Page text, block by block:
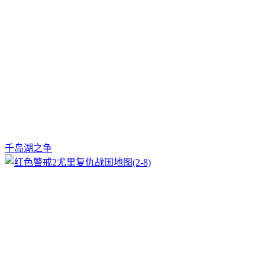
千岛湖之争